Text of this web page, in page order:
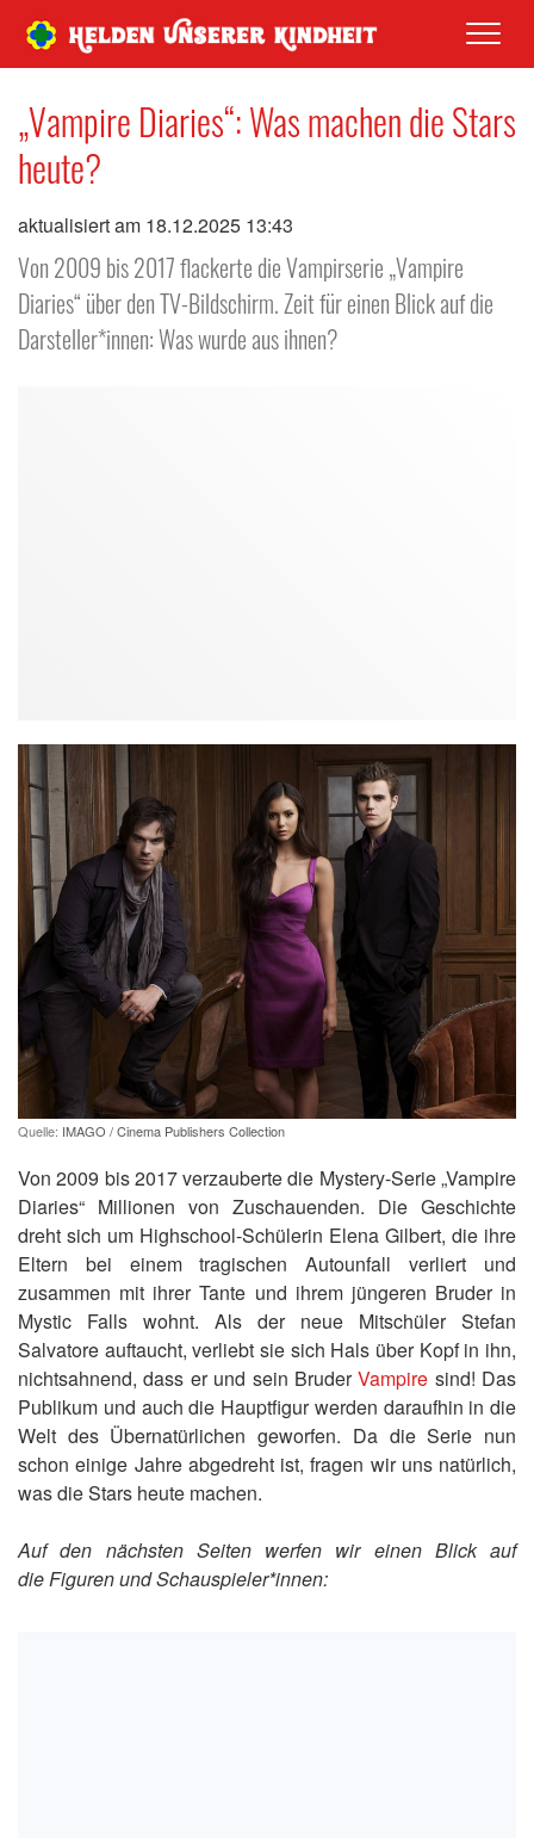
„Vampire Diaries“: Was machen die Stars
heute?
aktualisiert am 18.12.2025 13:43
Von 2009 bis 2017 flackerte die Vampirserie „Vampire
Diaries“ über den TV-Bildschirm. Zeit für einen Blick auf die
Darsteller*innen: Was wurde aus ihnen?
Quelle: IMAGO / Cinema Publishers Collection
Von 2009 bis 2017 verzauberte die Mystery-Serie „Vampire
Diaries“ Millionen von Zuschauenden. Die Geschichte
dreht sich um Highschool-Schülerin Elena Gilbert, die ihre
Eltern bei einem tragischen Autounfall verliert und
zusammen mit ihrer Tante und ihrem jüngeren Bruder in
Mystic Falls wohnt. Als der neue Mitschüler Stefan
Salvatore auftaucht, verliebt sie sich Hals über Kopf in ihn,
nichtsahnend, dass er und sein BruderVampire sind! Das
Publikum und auch die Hauptfigur werden daraufhin in die
Welt des Übernatürlichen geworfen. Da die Serie nun
schon einige Jahre abgedreht ist, fragen wir uns natürlich,
was die Stars heute machen.
Auf den nächsten Seiten werfen wir einen Blick auf
die Figuren und Schauspieler*innen: